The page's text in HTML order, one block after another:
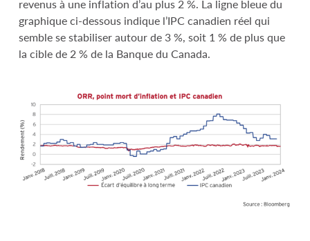
revenus à une inflation d’au plus 2 %. La ligne bleue du
graphique ci-dessous indique l’IPC canadien réel qui
semble se stabiliser autour de 3 %, soit 1 % de plus que
la cible de 2 % de la Banque du Canada.